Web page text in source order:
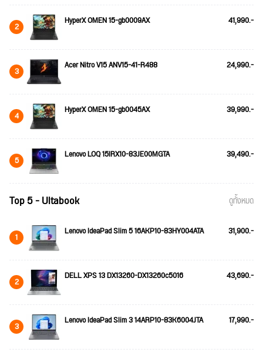
2 HyperX OMEN 15-gb0009AX 41,990.-
3 Acer Nitro V15 ANV15-41-R488 24,990.-
4 HyperX OMEN 15-gb0045AX 39,990.-
5 Lenovo LOQ 15IRX10-83JE00MGTA 39,490.-
Top 5 - Ultabook ดูทั้งหมด
1 Lenovo IdeaPad Slim 5 16AKP10-83HY004ATA 31,900.-
2 DELL XPS 13 DX13260-DX13260c5016 43,690.-
3 Lenovo IdeaPad Slim 3 14ARP10-83K6004JTA 17,990.-